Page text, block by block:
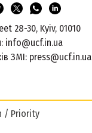
/ Priority
28-30, Kyiv, 01010
info@ucf.in.ua
ЗМІ: press@ucf.in.ua